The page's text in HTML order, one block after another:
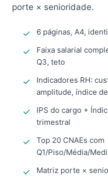
porte × senioridade.
6 páginas, A4,
Faixa salarial
Q3, teto
Indicadores RH:
amplitude, índice
IPS do cargo +
trimestral
Top 20 CNAEs com
Q1/Piso/Média/
Matriz porte ×